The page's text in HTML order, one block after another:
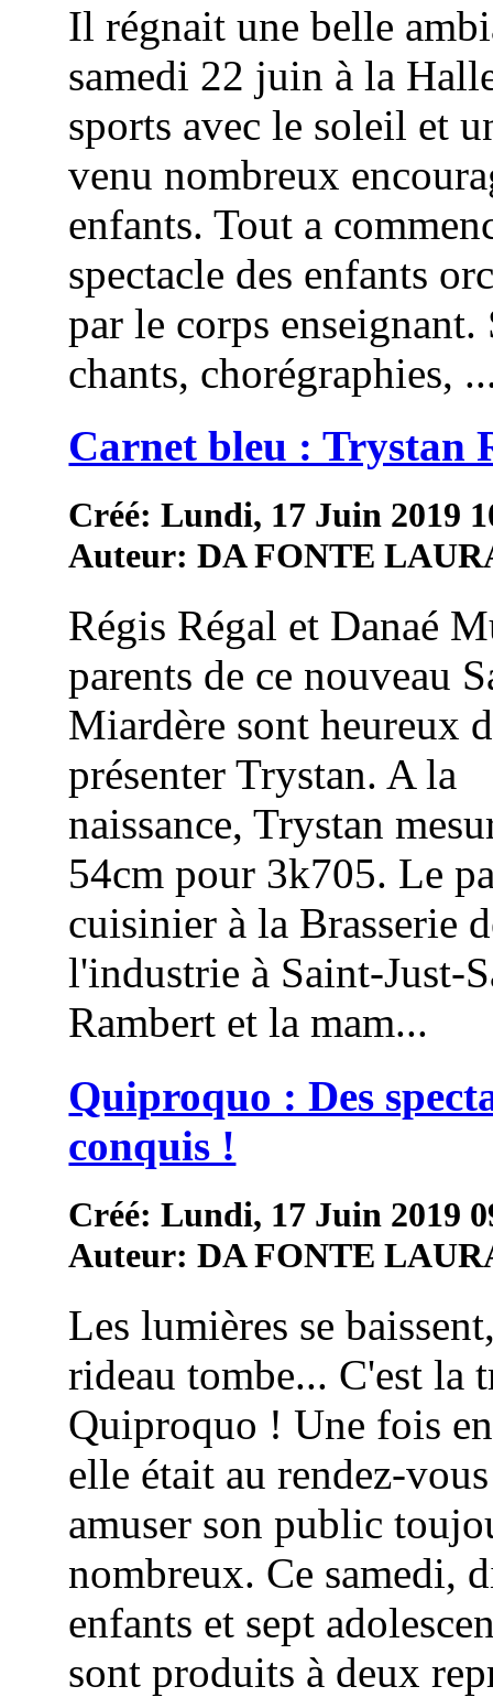
Il régnait une belle
samedi 22 juin à la
sports avec le soleil et
venu nombreux
enfants. Tout a
spectacle des enfants
par le corps enseignant.
chants, chorégraphies,
Carnet bleu : Trystan
Créé: Lundi, 17 Juin 2019
Auteur: DA FONTE
Régis Régal et Danaé
parents de ce nouveau
Miardère sont heureux
présenter Trystan. A la
naissance, Trystan
54cm pour 3k705. Le
cuisinier à la Brasserie
l'industrie à Saint-Just-
Rambert et la mam...
Quiproquo : Des
conquis !
Créé: Lundi, 17 Juin 2019
Auteur: DA FONTE
Les lumières se
rideau tombe... C'est la
Quiproquo ! Une fois
elle était au rendez-
amuser son public
nombreux. Ce samedi,
enfants et sept
sont produits à deux